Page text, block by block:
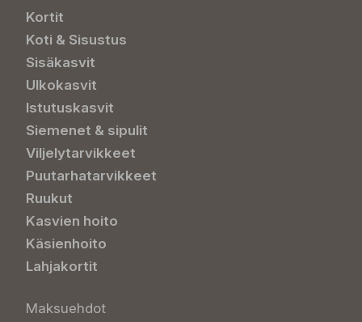
Kortit
Koti & Sisustus
Sisäkasvit
Ulkokasvit
Istutuskasvit
Siemenet & sipulit
Viljelytarvikkeet
Puutarhatarvikkeet
Ruukut
Kasvien hoito
Käsienhoito
Lahjakortit
Maksuehdot